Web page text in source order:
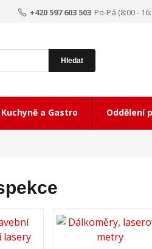
Hledat
+420 597 603 503 Po-Pá (8:00 -
Kuchyně a Gastro Oddělení